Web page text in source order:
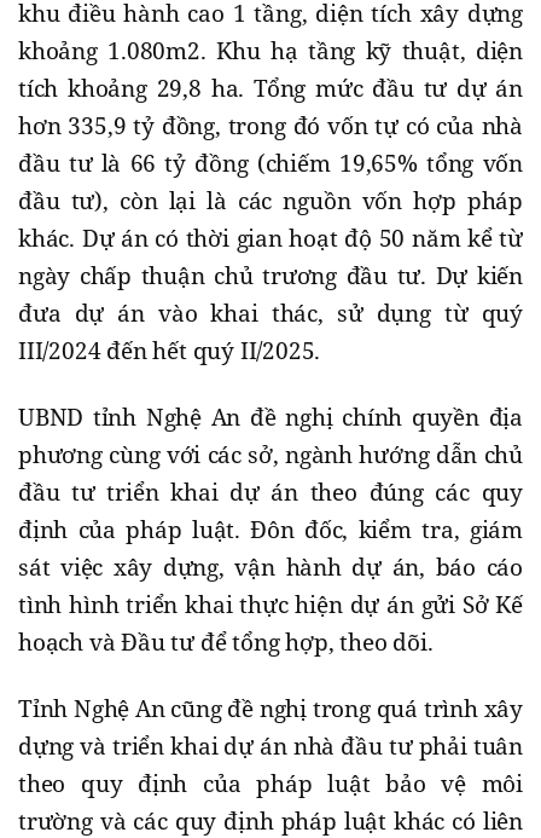
khu điều hành cao 1 tầng, diện tích xây dựng
khoảng 1.080m2. Khu hạ tầng kỹ thuật, diện
tích khoảng 29,8 ha. Tổng mức đầu tư dự án
hơn 335,9 tỷ đồng, trong đó vốn tự có của nhà
đầu tư là 66 tỷ đồng (chiếm 19,65% tổng vốn
đầu tư), còn lại là các nguồn vốn hợp pháp
khác. Dự án có thời gian hoạt độ 50 năm kể từ
ngày chấp thuận chủ trương đầu tư. Dự kiến
đưa dự án vào khai thác, sử dụng từ quý
III/2024 đến hết quý II/2025.
UBND tỉnh Nghệ An đề nghị chính quyền địa
phương cùng với các sở, ngành hướng dẫn chủ
đầu tư triển khai dự án theo đúng các quy
định của pháp luật. Đôn đốc, kiểm tra, giám
sát việc xây dựng, vận hành dự án, báo cáo
tình hình triển khai thực hiện dự án gửi Sở Kế
hoạch và Đầu tư để tổng hợp, theo dõi.
Tỉnh Nghệ An cũng đề nghị trong quá trình xây
dựng và triển khai dự án nhà đầu tư phải tuân
theo quy định của pháp luật bảo vệ môi
trường và các quy định pháp luật khác có liên